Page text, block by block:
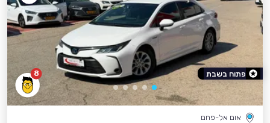
8
אום אל-פחם
פתוח בשבת